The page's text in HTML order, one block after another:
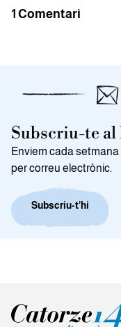
1 Comentari
Subscriu-te
Enviem cada
per correu electrònic.
Subscriu-t’hi